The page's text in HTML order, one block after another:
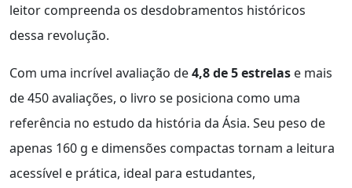
leitor compreenda os desdobramentos históricos
dessa revolução.
Com uma incrível avaliação de4,8 de 5 estrelas e mais
de 450 avaliações, o livro se posiciona como uma
referência no estudo da história da Ásia. Seu peso de
apenas 160 g e dimensões compactas tornam a leitura
acessível e prática, ideal para estudantes,